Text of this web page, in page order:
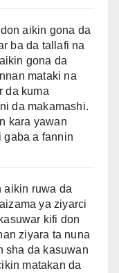
aikin gona da
ba da tallafi na
gona da
mataki na
da kuma
da makamashi.
kara yawan
gaba a fannin
aikin ruwa da
ya ziyarci
kifi don
ziyara ta nuna
sha da kasuwan
matakan da